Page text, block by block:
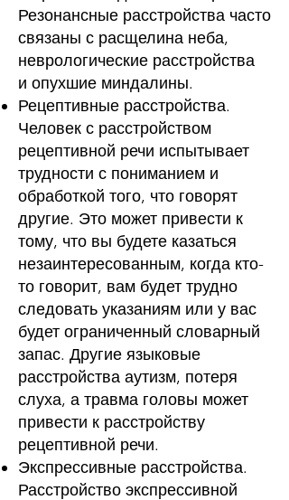
Резонансные расстройства часто
связаны с расщелина неба,
неврологические расстройства
и опухшие миндалины.
Рецептивные расстройства.
Человек с расстройством
рецептивной речи испытывает
трудности с пониманием и
обработкой того, что говорят
другие. Это может привести к
тому, что вы будете казаться
незаинтересованным, когда кто-
то говорит, вам будет трудно
следовать указаниям или у вас
будет ограниченный словарный
запас. Другие языковые
расстройства аутизм, потеря
слуха, а травма головы может
привести к расстройству
рецептивной речи.
Экспрессивные расстройства.
Расстройство экспрессивной